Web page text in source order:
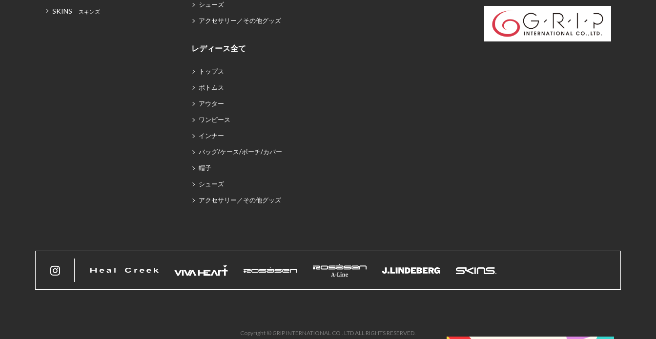
SKINS スキンズ
シューズ
アクセサリー／その他グッズ
レディース全て
トップス
ボトムス
アウター
ワンピース
インナー
バッグ/ケース/ポーチ/カバー
帽子
シューズ
アクセサリー／その他グッズ
Copyright © GRIP INTERNATIONAL CO . LTD ALL RIGHTS RESERVED.